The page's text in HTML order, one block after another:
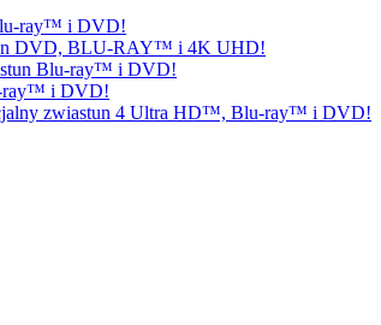
ray™ i DVD!
DVD, BLU-RAY™ i 4K UHD!
Blu-ray™ i DVD!
ray™ i DVD!
zwiastun 4 Ultra HD™, Blu-ray™ i DVD!